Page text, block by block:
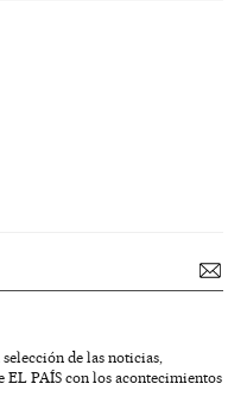
de las noticias,
EL PAÍS con los acontecimientos